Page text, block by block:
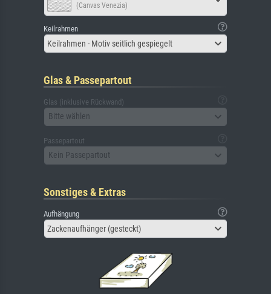
(Canvas Venezia)
Keilrahmen
Keilrahmen - Motiv seitlich gespiegelt
Glas & Passepartout
Glas (inklusive Rückwand)
Bitte wählen
Passepartout
Kein Passepartout
Sonstiges & Extras
Aufhängung
Zackenaufhänger (gesteckt)